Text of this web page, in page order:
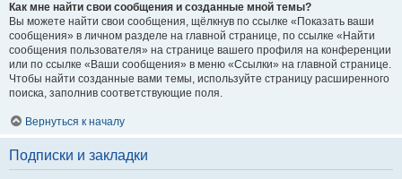
Как мне найти свои сообщения и созданные мной темы?
Вы можете найти свои сообщения, щёлкнув по ссылке «Показать ваши
сообщения» в личном разделе на главной странице, по ссылке «Найти
сообщения пользователя» на странице вашего профиля на конференции
или по ссылке «Ваши сообщения» в меню «Ссылки» на главной странице.
Чтобы найти созданные вами темы, используйте страницу расширенного
поиска, заполнив соответствующие поля.
Вернуться к началу
Подписки и закладки